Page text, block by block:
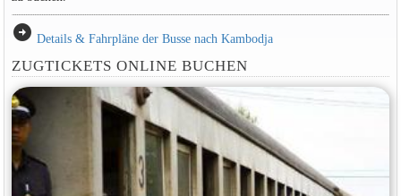
arrow_circle_right Details & Fahrpläne der Busse nach Kambodja
ZUGTICKETS ONLINE BUCHEN